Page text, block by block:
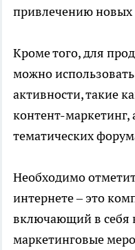
привлечению новых
Кроме того, для
можно
активности, такие
контент-маркетинг,
тематических
Необходимо
интернете – это
включающий в себя
маркетинговые